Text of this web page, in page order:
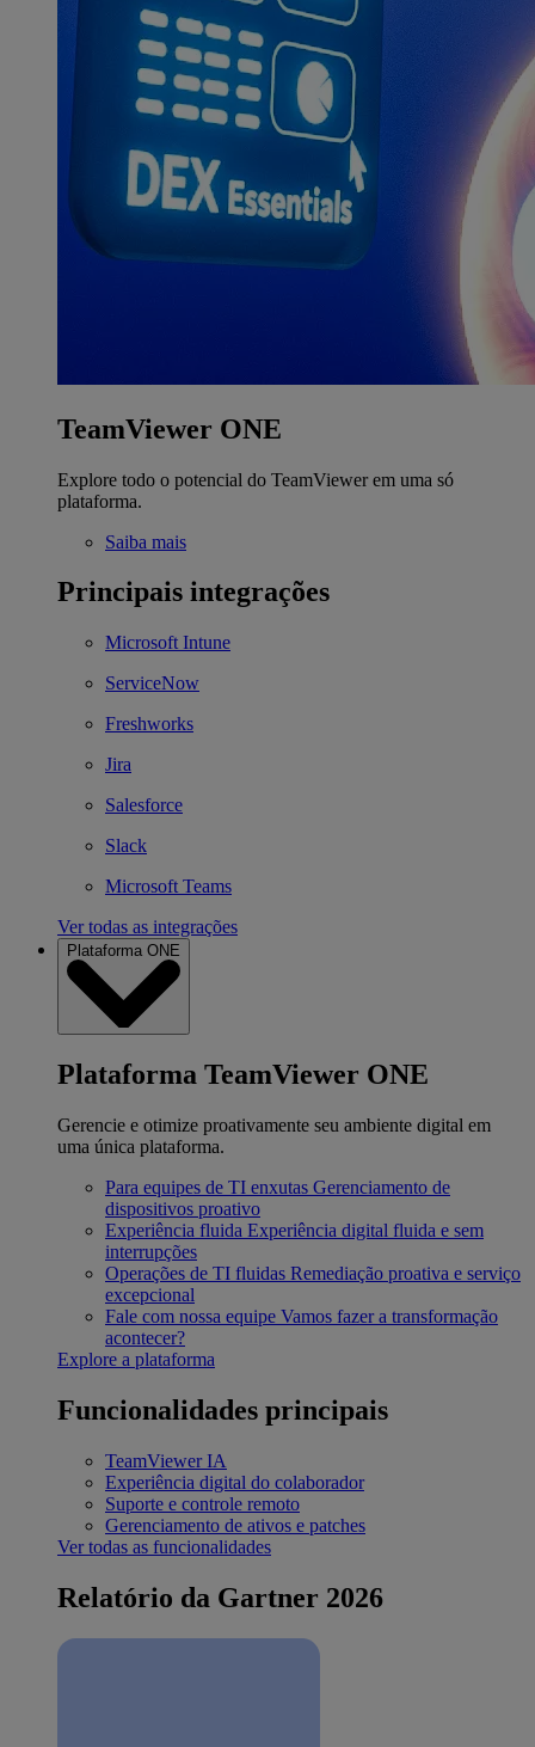
TeamViewer ONE
Explore todo o potencial do TeamViewer em uma só
plataforma.
Saiba mais
Principais integrações
Microsoft Intune
ServiceNow
Freshworks
Jira
Salesforce
Slack
Microsoft Teams
Ver todas as integrações
Plataforma ONE
Plataforma TeamViewer ONE
Gerencie e otimize proativamente seu ambiente digital em
uma única plataforma.
Para equipes de TI enxutas Gerenciamento de
dispositivos proativo
Experiência fluida Experiência digital fluida e sem
interrupções
Operações de TI fluidas Remediação proativa e serviço
excepcional
Fale com nossa equipe Vamos fazer a transformação
acontecer?
Explore a plataforma
Funcionalidades principais
TeamViewer IA
Experiência digital do colaborador
Suporte e controle remoto
Gerenciamento de ativos e patches
Ver todas as funcionalidades
Relatório da Gartner 2026